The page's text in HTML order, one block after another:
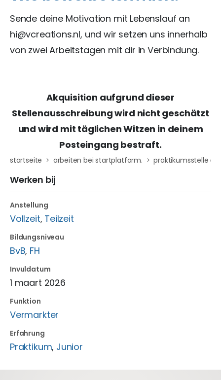
Sende deine Motivation mit Lebenslauf an
hi@vcreations.nl, und wir setzen uns innerhalb
von zwei Arbeitstagen mit dir in Verbindung.
Akquisition aufgrund dieser
Stellenausschreibung wird nicht geschätzt
und wird mit täglichen Witzen in deinem
Posteingang bestraft.
startseite arbeiten bei startplatform. praktikumsstelle
Werken bij
Anstellung
Vollzeit, Teilzeit
Bildungsniveau
BvB, FH
Invuldatum
1 maart 2026
Funktion
Vermarkter
Erfahrung
Praktikum, Junior